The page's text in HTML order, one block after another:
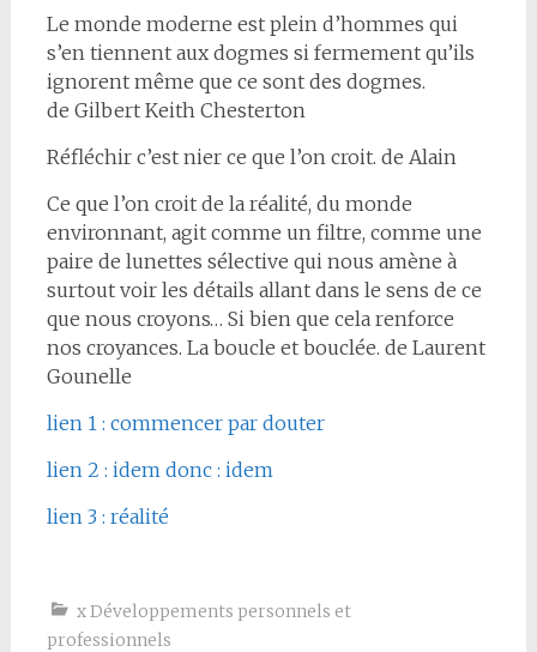
Le monde moderne est plein d’hommes qui
s’en tiennent aux dogmes si fermement qu’ils
ignorent même que ce sont des dogmes.
de Gilbert Keith Chesterton
Réfléchir c’est nier ce que l’on croit. de Alain
Ce que l’on croit de la réalité, du monde
environnant, agit comme un filtre, comme une
paire de lunettes sélective qui nous amène à
surtout voir les détails allant dans le sens de ce
que nous croyons… Si bien que cela renforce
nos croyances. La boucle et bouclée. de Laurent
Gounelle
lien 1 : commencer par douter
lien 2 : idem donc : idem
lien 3 : réalité
x Développements personnels et
professionnels